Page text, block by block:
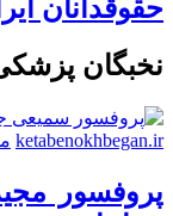
حقوقدانان
نخبگان
ketabenokhbegan.ir می
پروفسور